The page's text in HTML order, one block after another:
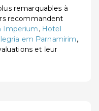
remarquables à
recommandent
Imperium, Hotel
em Parnamirim,
et leur